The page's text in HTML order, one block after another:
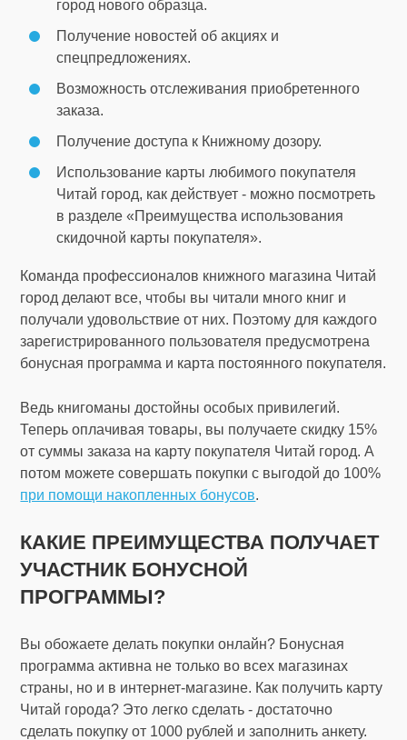
город нового образца.
Получение новостей об акциях и
спецпредложениях.
Возможность отслеживания приобретенного
заказа.
Получение доступа к Книжному дозору.
Использование карты любимого покупателя
Читай город, как действует - можно посмотреть
в разделе «Преимущества использования
скидочной карты покупателя».
Команда профессионалов книжного магазина Читай
город делают все, чтобы вы читали много книг и
получали удовольствие от них. Поэтому для каждого
зарегистрированного пользователя предусмотрена
бонусная программа и карта постоянного покупателя.
Ведь книгоманы достойны особых привилегий.
Теперь оплачивая товары, вы получаете скидку 15%
от суммы заказа на карту покупателя Читай город. А
потом можете совершать покупки с выгодой до 100%
при помощи накопленных бонусов.
КАКИЕ ПРЕИМУЩЕСТВА ПОЛУЧАЕТ
УЧАСТНИК БОНУСНОЙ
ПРОГРАММЫ?
Вы обожаете делать покупки онлайн? Бонусная
программа активна не только во всех магазинах
страны, но и в интернет-магазине. Как получить карту
Читай города? Это легко сделать - достаточно
сделать покупку от 1000 рублей и заполнить анкету.